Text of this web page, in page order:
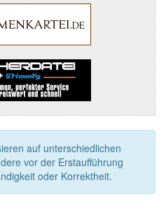
auf unterschiedlichen
vor der Erstaufführung
oder Korrektheit.